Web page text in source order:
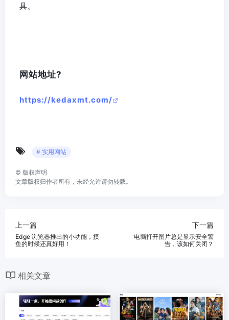
具。
网站地址?
https://kedaxmt.com/
# 实用网站
© 版权声明
文章版权归作者所有，未经允许请勿转载。
上一篇
Edge 浏览器推出的小功能，摸
鱼的时候还真好用！
下一篇
电脑打开图片总是显示安全警
告，该如何关闭？
相关文章